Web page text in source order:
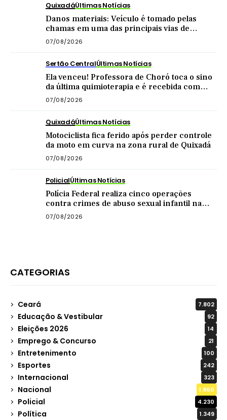
QuixadáÚltimas Notícias
Danos materiais: Veículo é tomado pelas
chamas em uma das principais vias de
Quixadá
07/08/2026
Sertão CentralÚltimas Notícias
Ela venceu! Professora de Choró toca o sino
da última quimioterapia e é recebida com
carreata
07/08/2026
QuixadáÚltimas Notícias
Motociclista fica ferido após perder controle
da moto em curva na zona rural de Quixadá
07/08/2026
PolicialÚltimas Notícias
Polícia Federal realiza cinco operações
contra crimes de abuso sexual infantil na
internet
07/08/2026
CATEGORIAS
Ceará 7.802
Educação & Vestibular 92
Eleições 2026 14
Emprego & Concurso 21
Entretenimento 100
Esportes 242
Internacional 323
Nacional 1.960
Policial 4.230
Política 1.349